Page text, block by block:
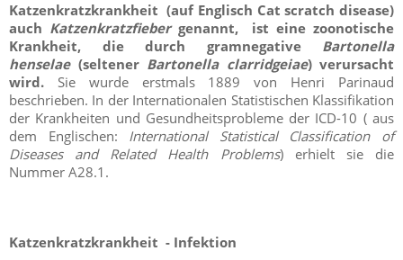
Katzenkratzkrankheit (auf Englisch Cat scratch disease)
auch Katzenkratzfieber genannt, ist eine zoonotische
Krankheit, die durch gramnegative Bartonella
henselae (seltener Bartonella clarridgeiae) verursacht
wird. Sie wurde erstmals 1889 von Henri Parinaud
beschrieben. In der Internationalen Statistischen Klassifikation
der Krankheiten und Gesundheitsprobleme der ICD-10 ( aus
dem Englischen: International Statistical Classification of
Diseases and Related Health Problems) erhielt sie die
Nummer A28.1.
Katzenkratzkrankheit - Infektion